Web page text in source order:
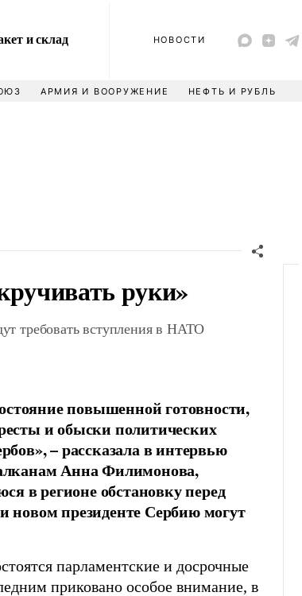
и склад
НОВОСТИ
АРМИЯ И ВООРУЖЕНИЕ НЕФТЬ И РУБЛЬ
руки»
требовать вступления в НАТО
повышенной готовности,
и обыски политических
– рассказала в интервью
Анна Филимонова,
в регионе обстановку перед
президенте Сербию могут
парламентские и досрочные
приковано особое внимание, в